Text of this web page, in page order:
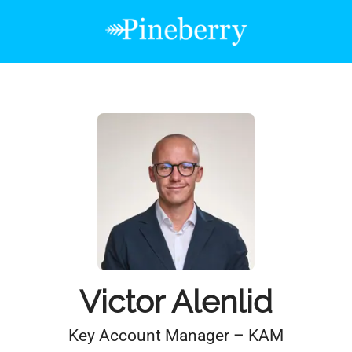
Victor Alenlid
Key Account Manager – KAM